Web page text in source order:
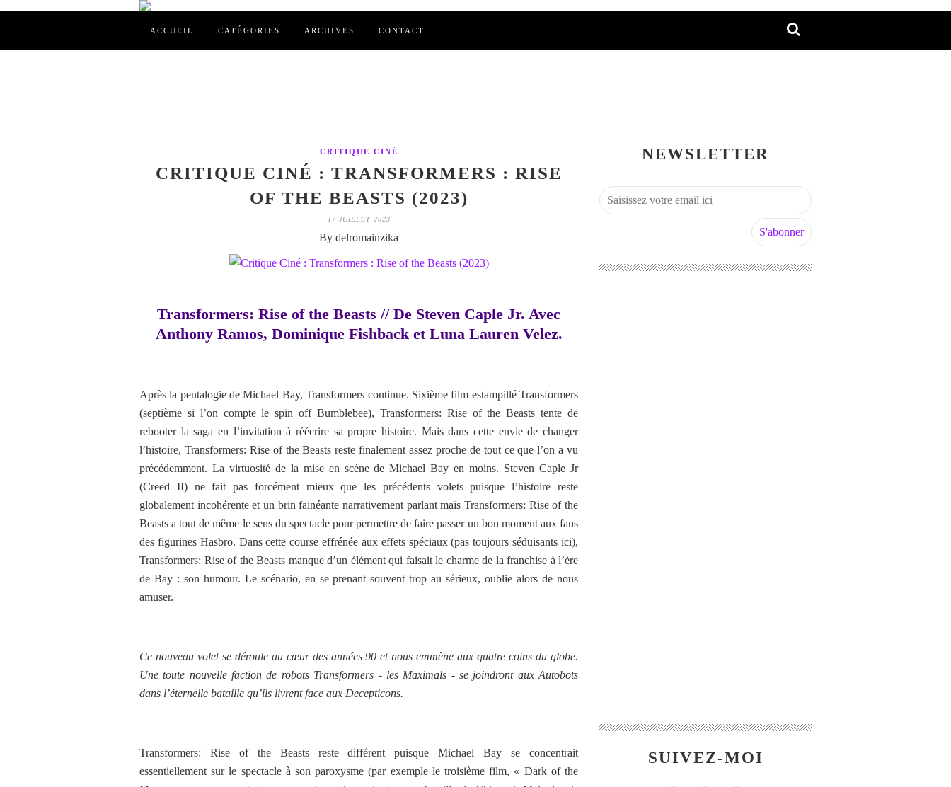
ACCUEIL CATÉGORIES ARCHIVES CONTACT
CRITIQUE CINÉ
CRITIQUE CINÉ : TRANSFORMERS : RISE
OF THE BEASTS (2023)
17 JUILLET 2023
By delromainzika
Transformers: Rise of the Beasts // De Steven Caple Jr. Avec
Anthony Ramos, Dominique Fishback et Luna Lauren Velez.
Après la pentalogie de Michael Bay, Transformers continue. Sixième film estampillé Transformers
(septième si l’on compte le spin off Bumblebee), Transformers: Rise of the Beasts tente de
rebooter la saga en l’invitation à réécrire sa propre histoire. Mais dans cette envie de changer
l’histoire, Transformers: Rise of the Beasts reste finalement assez proche de tout ce que l’on a vu
précédemment. La virtuosité de la mise en scène de Michael Bay en moins. Steven Caple Jr
(Creed II) ne fait pas forcément mieux que les précédents volets puisque l’histoire reste
globalement incohérente et un brin fainéante narrativement parlant mais Transformers: Rise of the
Beasts a tout de même le sens du spectacle pour permettre de faire passer un bon moment aux fans
des figurines Hasbro. Dans cette course effrénée aux effets spéciaux (pas toujours séduisants ici),
Transformers: Rise of the Beasts manque d’un élément qui faisait le charme de la franchise à l’ère
de Bay : son humour. Le scénario, en se prenant souvent trop au sérieux, oublie alors de nous
amuser.
Ce nouveau volet se déroule au cœur des années 90 et nous emmène aux quatre coins du globe.
Une toute nouvelle faction de robots Transformers - les Maximals - se joindront aux Autobots
dans l’éternelle bataille qu’ils livrent face aux Decepticons.
Transformers: Rise of the Beasts reste différent puisque Michael Bay se concentrait
essentiellement sur le spectacle à son paroxysme (par exemple le troisième film, « Dark of the
NEWSLETTER
SUIVEZ-MOI